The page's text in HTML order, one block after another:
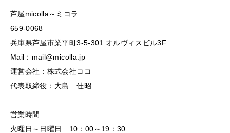
芦屋micolla～ミコラ
659-0068
兵庫県芦屋市業平町3-5-301 オルヴィスビル3F
Mail：mail@micolla.jp
運営会社：株式会社ココ
代表取締役：大島 佳昭
営業時間
火曜日～日曜日 10：00～19：30